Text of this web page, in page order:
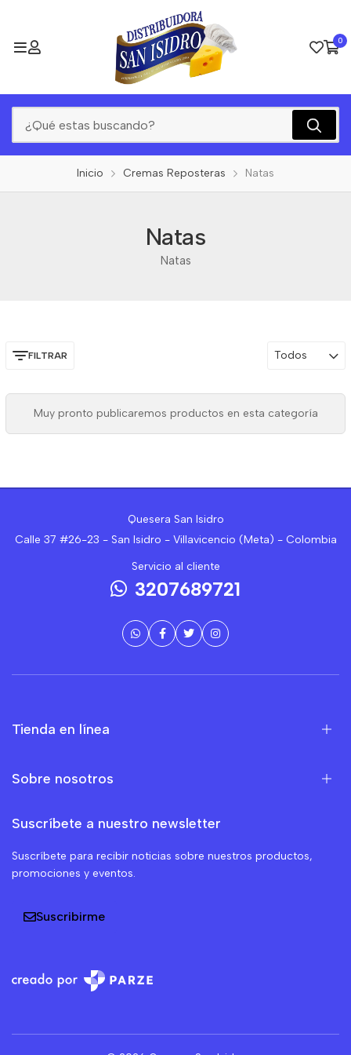
0
Inicio Cremas Reposteras Natas
Natas
Natas
FILTRAR Todos
Muy pronto publicaremos productos en esta categoría
Quesera San Isidro
Calle 37 #26-23 - San Isidro - Villavicencio (Meta) - Colombia
Servicio al cliente
3207689721
Tienda en línea
Sobre nosotros
Suscríbete a nuestro newsletter
Suscríbete para recibir noticias sobre nuestros productos,
promociones y eventos.
Suscribirme